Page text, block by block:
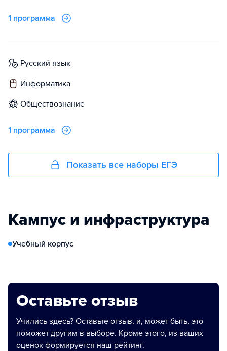
1 программа
русский язык
информатика
обществознание
1 программа
Показать все наборы ЕГЭ
Кампус и инфраструктура
Учебный корпус
Оставьте отзыв
Учились здесь? Оставьте отзыв, и, может быть, это
поможет другим в выборе. Кроме этого, из ваших
оценок формируется наш рейтинг.